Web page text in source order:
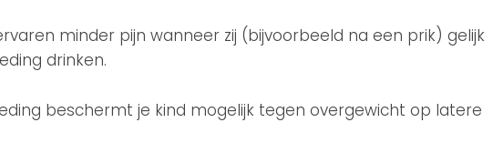
minder pijn wanneer zij (bijvoorbeeld na een prik) gelijk
drinken.
beschermt je kind mogelijk tegen overgewicht op latere